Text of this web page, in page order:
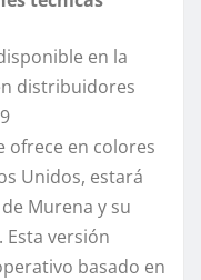
en la
distribuidores
ofrece en colores
Unidos, estará
Murena y su
versión
basado en